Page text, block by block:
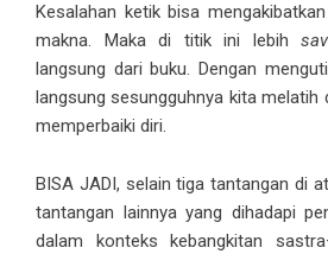
Kesalahan ketik bisa
makna. Maka di titik ini lebih
langsung dari buku. Dengan
langsung sesungguhnya kita melatih
memperbaiki diri.
BISA JADI, selain tiga tantangan di
tantangan lainnya yang dihadapi
dalam konteks kebangkitan